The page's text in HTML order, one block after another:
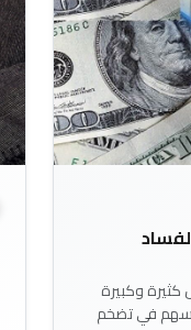
كثيرة وكبيرة
يسهم في تضخم